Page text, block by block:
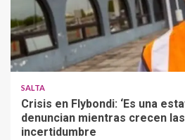
SALTA
Crisis en Flybondi: ‘Es una
denuncian mientras crecen
incertidumbre